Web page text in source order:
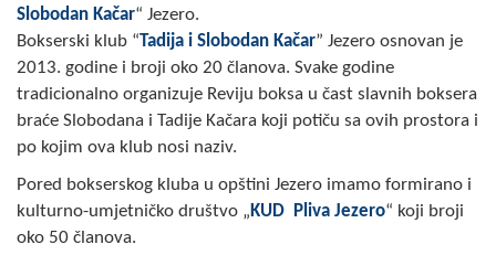
Statut Opštine
Skupštinsko vijeće opštine jezero
Sastav Skupštine
Službeni Glasnici
OPŠTINSKA UPRAVA
Slobodan Kačar“ Jezero.
Bokserski klub “Tadija i Slobodan Kačar” Jezero osnovan je
2013. godine i broji oko 20 članova. Svake godine
tradicionalno organizuje Reviju boksa u čast slavnih boksera
braće Slobodana i Tadije Kačara koji potiču sa ovih prostora i
po kojim ova klub nosi naziv.
Pored bokserskog kluba u opštini Jezero imamo formirano i
kulturno-umjetničko društvo „ KUD Pliva Jezero“ koji broji
oko 50 članova.